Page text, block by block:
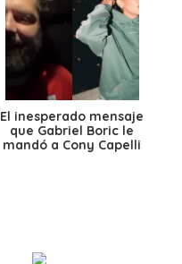
El inesperado mensaje
que Gabriel Boric le
mandó a Cony Capelli